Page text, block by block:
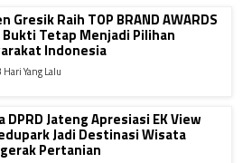
Gresik Raih TOP BRAND AWARDS
Bukti Tetap Menjadi Pilihan
Indonesia
Hari Yang Lalu
DPRD Jateng Apresiasi EK View
Jadi Destinasi Wisata
Pertanian